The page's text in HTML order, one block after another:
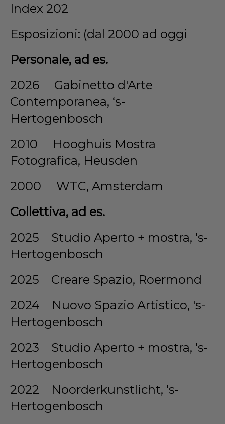
Index 202
Esposizioni: (dal 2000 ad oggi
Personale, ad es.
2026 Gabinetto d'Arte
Contemporanea, ‘s-
Hertogenbosch
2010 Hooghuis Mostra
Fotografica, Heusden
2000 WTC, Amsterdam
Collettiva, ad es.
2025 Studio Aperto + mostra, 's-
Hertogenbosch
2025 Creare Spazio, Roermond
2024 Nuovo Spazio Artistico, 's-
Hertogenbosch
2023 Studio Aperto + mostra, 's-
Hertogenbosch
2022 Noorderkunstlicht, 's-
Hertogenbosch